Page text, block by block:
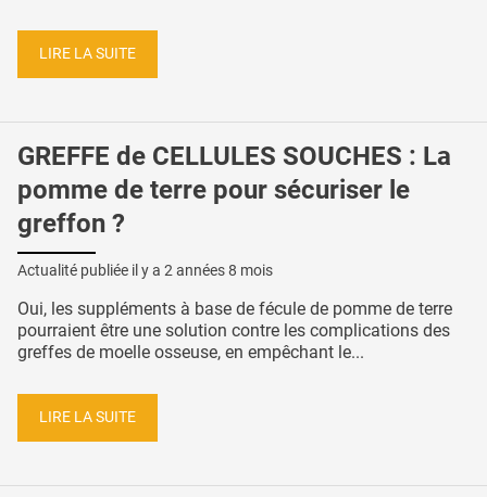
LIRE LA SUITE
GREFFE de CELLULES SOUCHES : La
pomme de terre pour sécuriser le
greffon ?
Actualité publiée il y a 2 années 8 mois
Oui, les suppléments à base de fécule de pomme de terre
pourraient être une solution contre les complications des
greffes de moelle osseuse, en empêchant le...
LIRE LA SUITE